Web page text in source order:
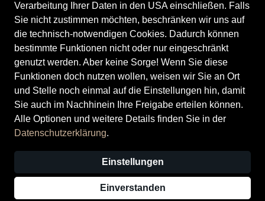
Verarbeitung Ihrer Daten in den USA einschließen. Falls
Sie nicht zustimmen möchten, beschränken wir uns auf
die technisch-notwendigen Cookies. Dadurch können
bestimmte Funktionen nicht oder nur eingeschränkt
genutzt werden. Aber keine Sorge! Wenn Sie diese
Funktionen doch nutzen wollen, weisen wir Sie an Ort
und Stelle noch einmal auf die Einstellungen hin, damit
Sie auch im Nachhinein Ihre Freigabe erteilen können.
Alle Optionen und weitere Details finden Sie in der
Datenschutzerklärung.
Einstellungen
Einverstanden
17 Produkte
SALOMON Kinder
Multifunktionsschuhe SHOES
KAMIK
KAMIK Kinder Stiefel